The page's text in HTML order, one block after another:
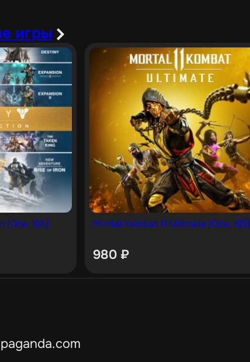
игры
[One, X|S] Mortal Kombat 11 Ultimate [One, X|S]
980 ₽